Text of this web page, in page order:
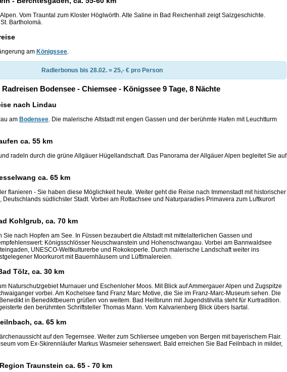
Vom Trauntal zum Kloster Höglwörth. Alte Saline in Bad Reichenhall zeigt Salzgeschichte.
Bartholomä.
am Königssee.
Radlerbonus bis 28.02. = 25,- € pro Person
Bodensee - Chiemsee - Königssee 9 Tage, 8 Nächte
nach Lindau
am Bodensee. Die malerische Altstadt mit engen Gassen und der berühmte Hafen mit Leuchtturm
ca. 55 km
radeln durch die grüne Allgäuer Hügellandschaft. Das Panorama der Allgäuer Alpen begleitet Sie auf
ca. 65 km
flanieren - Sie haben diese Möglichkeit heute. Weiter geht die Reise nach Immenstadt mit historischer
Deutschlands südlichster Stadt. Vorbei am Rottachsee und Naturparadies Primavera zum Luftkurort
Kohlgrub, ca. 70 km
Sie nach Hopfen am See. In Füssen bezaubert die Altstadt mit mittelalterlichen Gassen und
Königsschlösser Neuschwanstein und Hohenschwangau. Vorbei am Bannwaldsee
UNESCO-Weltkulturerbe und Rokokoperle. Durch malerische Landschaft weiter ins
Moorkurort mit Bauernhäusern und Lüftlmalereien.
Tölz, ca. 30 km
Naturschutzgebiet Murnauer und Eschenloher Moos. Mit Blick auf Ammergauer Alpen und Zugspitze
vorbei. Am Kochelsee fand Franz Marc Motive, die Sie im Franz-Marc-Museum sehen. Die
in Benediktbeuern grüßen von weitem. Bad Heilbrunn mit Jugendstilvilla steht für Kurtradition.
den berühmten Schriftsteller Thomas Mann. Vom Kalvarienberg Blick übers Isartal.
ca. 65 km
auf den Tegernsee. Weiter zum Schliersee umgeben von Bergen mit bayerischem Flair.
vom Ex-Skirennläufer Markus Wasmeier sehenswert. Bald erreichen Sie Bad Feilnbach in milder,
Traunstein ca. 65 - 70 km